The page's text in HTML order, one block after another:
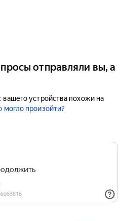
отправляли вы, а
устройства похожи на
могло произойти?